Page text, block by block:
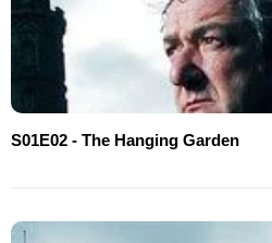
S01E02 - The Hanging Garden